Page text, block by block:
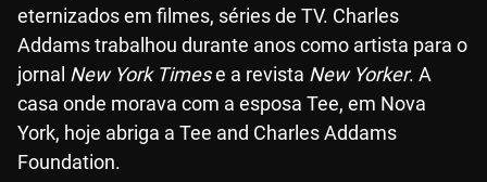
eternizados em filmes, séries de TV. Charles
Addams trabalhou durante anos como artista para o
jornal New York Timese a revista New Yorker. A
casa onde morava com a esposa Tee, em Nova
York, hoje abriga a Tee and Charles Addams
Foundation.